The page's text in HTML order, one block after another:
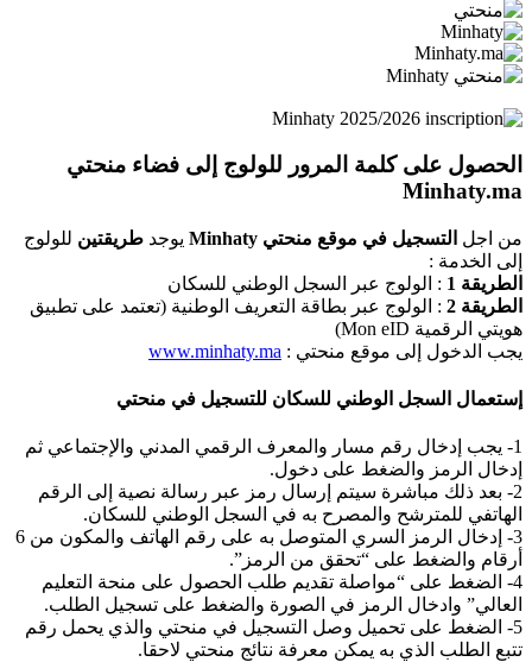
الحصول على كلمة المرور للولوج إلى فضاء منحتي
Minhaty.ma
من اجل التسجيل في موقع منحتي Minhaty يوجد طريقتين للولوج
إلى الخدمة :
الطريقة 1
: الولوج عبر السجل الوطني للسكان
الطريقة 2
: الولوج عبر بطاقة التعريف الوطنية (تعتمد على تطبيق
هويتي الرقمية Mon eID)​
يجب الدخول إلى موقع منحتي : www.minhaty.ma
إستعمال السجل الوطني للسكان للتسجيل في منحتي
1- يجب إدخال رقم مسار والمعرف الرقمي المدني والإجتماعي ثم
إدخال الرمز والضغط على دخول.
2- بعد ذلك مباشرة سيتم إرسال رمز عبر رسالة نصية إلى الرقم
الهاتفي للمترشح والمصرح به في السجل الوطني للسكان.
3- إدخال الرمز السري المتوصل به على رقم الهاتف والمكون من 6
أرقام والضغط على “تحقق من الرمز”.
4- الضغط على “مواصلة تقديم طلب الحصول على منحة التعليم
العالي” وادخال الرمز في الصورة والضغط على تسجيل الطلب.
5- الضغط على تحميل وصل التسجيل في منحتي والذي يحمل رقم
تتبع الطلب الذي به يمكن معرفة نتائج منحتي لاحقا.